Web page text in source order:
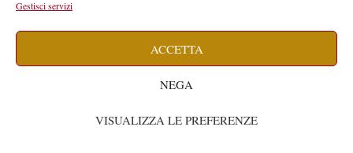
Gestisci servizi
ACCETTA
NEGA
VISUALIZZA LE PREFERENZE